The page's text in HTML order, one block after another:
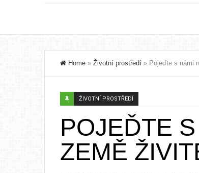
Home » Životní prostředí » Pojeďte s námi
ŽIVOTNÍ PROSTŘEDÍ
POJEĎTE
ZEMĚ